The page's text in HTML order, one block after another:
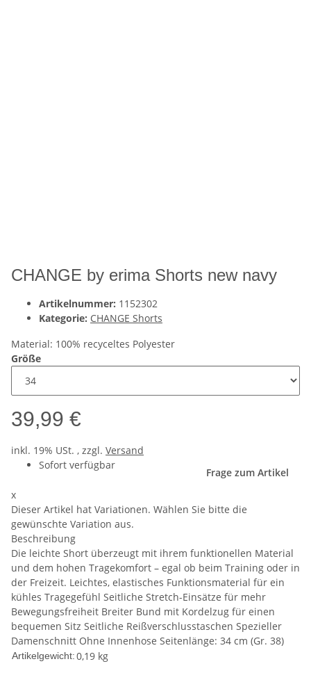
CHANGE by erima Shorts new navy
Artikelnummer: 1152302
Kategorie: CHANGE Shorts
Material: 100% recyceltes Polyester
Größe
39,99 €
inkl. 19% USt. , zzgl. Versand
Sofort verfügbar
Frage zum Artikel
x
Dieser Artikel hat Variationen. Wählen Sie bitte die
gewünschte Variation aus.
Beschreibung
Die leichte Short überzeugt mit ihrem funktionellen Material
und dem hohen Tragekomfort – egal ob beim Training oder in
der Freizeit. Leichtes, elastisches Funktionsmaterial für ein
kühles Tragegefühl Seitliche Stretch-Einsätze für mehr
Bewegungsfreiheit Breiter Bund mit Kordelzug für einen
bequemen Sitz Seitliche Reißverschlusstaschen Spezieller
Damenschnitt Ohne Innenhose Seitenlänge: 34 cm (Gr. 38)
Artikelgewicht:0,19 kg